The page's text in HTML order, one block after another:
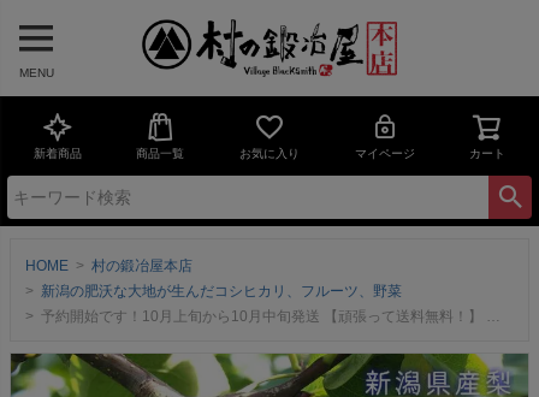
MENU
新着商品 商品一覧 お気に入り マイページ カート
HOME
村の鍛冶屋本店
新潟の肥沃な大地が生んだコシヒカリ、フルーツ、野菜
予約開始です！10月上旬から10月中旬発送 【頑張って送料無料！】 金子さん夫妻が作る新潟県産梨！ 新高梨 3kg（4～6玉前後） シャキッとした歯切れのよい果肉が特徴！